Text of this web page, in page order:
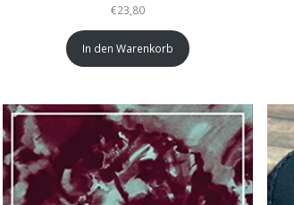
€23,80
In den Warenkorb